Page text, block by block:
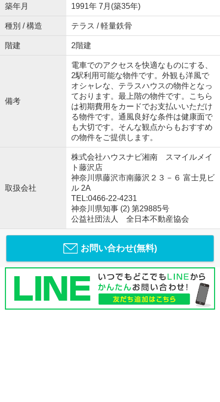
築年月 1991年 7月(築35年)
種別 / 構造 テラス / 軽量鉄骨
階建 2階建
備考
電車でのアクセスを快適なものにする、
2駅利用可能な物件です。外観も洋風で
オシャレな、テラスハウスの物件となっ
ております。最上階の物件です。こちら
は初期費用をカードでお支払いいただけ
る物件です。通風良好な条件は健康面で
も大切です。そんな観点からもおすすめ
の物件をご提供します。
取扱会社
株式会社ハウスナビ湘南 スマイルメイ
ト藤沢店
神奈川県藤沢市南藤沢２３－６ 富士見ビ
ル 2A
TEL:0466-22-4231
神奈川県知事 (2) 第29885号
公益社団法人 全日本不動産協会
お問い合わせ(無料)